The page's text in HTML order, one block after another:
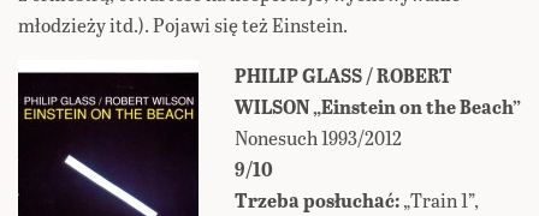
młodzieży itd.). Pojawi się też Einstein.
PHILIP GLASS / ROBERT
WILSON „Einstein on the Beach”
Nonesuch 1993/2012
9/10
Trzeba posłuchać:„Train 1”,